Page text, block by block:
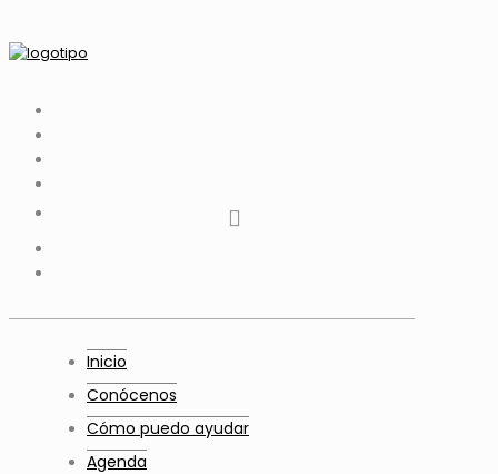
Youtube
Inicio
Conócenos
Cómo puedo ayudar
Agenda